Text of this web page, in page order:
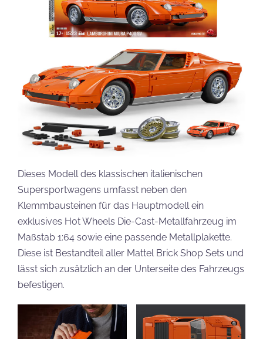
Dieses Modell des klassischen italienischen
Supersportwagens umfasst neben den
Klemmbausteinen für das Hauptmodell ein
exklusives Hot Wheels Die-Cast-Metallfahrzeug im
Maßstab 1:64 sowie eine passende Metallplakette.
Diese ist Bestandteil aller Mattel Brick Shop Sets und
lässt sich zusätzlich an der Unterseite des Fahrzeugs
befestigen.